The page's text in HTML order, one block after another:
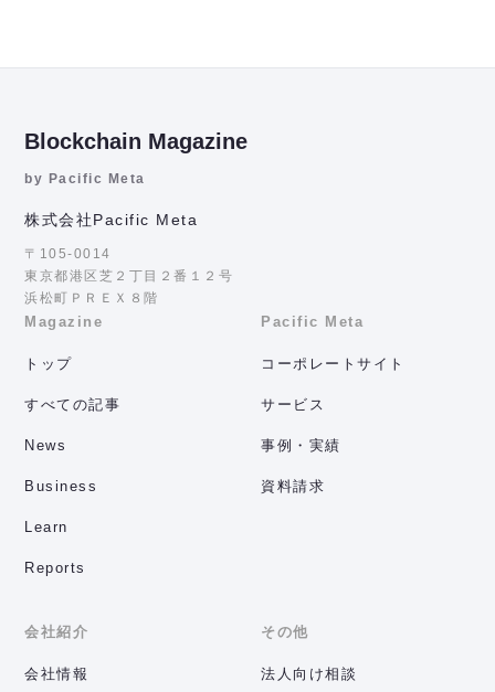
Blockchain Magazine
by Pacific Meta
株式会社Pacific Meta
〒105-0014
東京都港区芝２丁目２番１２号
浜松町ＰＲＥＸ８階
Magazine
トップ
すべての記事
News
Business
Learn
Reports
Pacific Meta
コーポレートサイト
サービス
事例・実績
資料請求
会社紹介
会社情報
その他
法人向け相談